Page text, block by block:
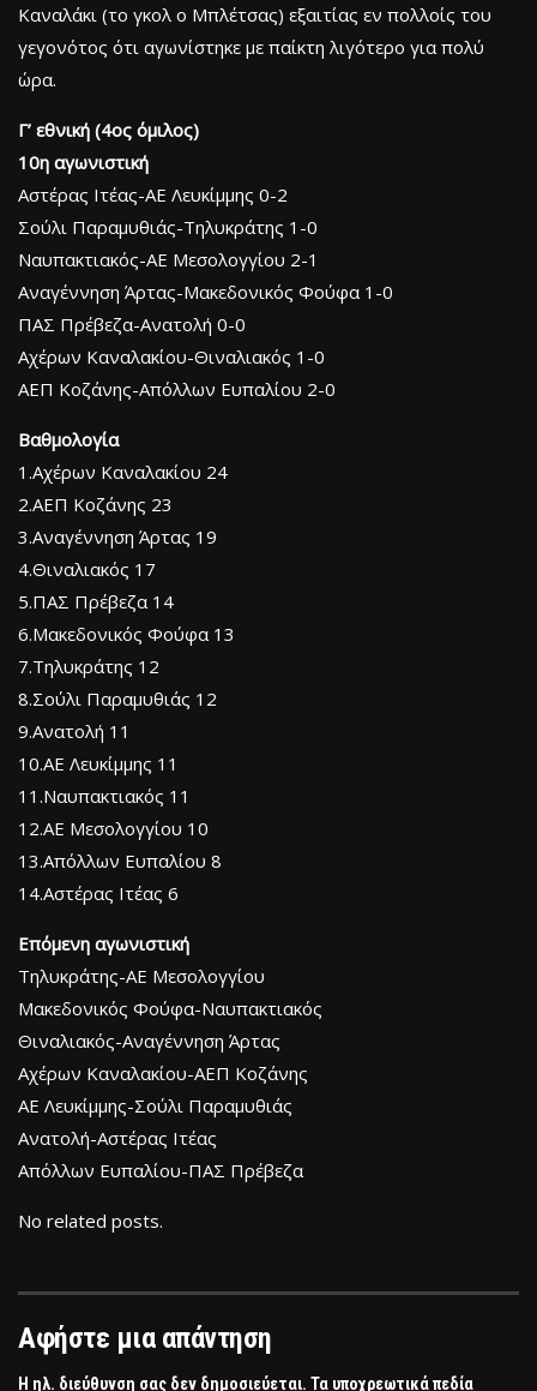
Καναλάκι (το γκολ ο Μπλέτσας) εξαιτίας εν πολλοίς του
γεγονότος ότι αγωνίστηκε με παίκτη λιγότερο για πολύ
ώρα.
Γ’ εθνική (4ος όμιλος)
10η αγωνιστική
Αστέρας Ιτέας-ΑΕ Λευκίμμης 0-2
Σούλι Παραμυθιάς-Τηλυκράτης 1-0
Ναυπακτιακός-ΑΕ Μεσολογγίου 2-1
Αναγέννηση Άρτας-Μακεδονικός Φούφα 1-0
ΠΑΣ Πρέβεζα-Ανατολή 0-0
Αχέρων Καναλακίου-Θιναλιακός 1-0
ΑΕΠ Κοζάνης-Απόλλων Ευπαλίου 2-0
Βαθμολογία
1.Αχέρων Καναλακίου 24
2.ΑΕΠ Κοζάνης 23
3.Αναγέννηση Άρτας 19
4.Θιναλιακός 17
5.ΠΑΣ Πρέβεζα 14
6.Μακεδονικός Φούφα 13
7.Τηλυκράτης 12
8.Σούλι Παραμυθιάς 12
9.Ανατολή 11
10.ΑΕ Λευκίμμης 11
11.Ναυπακτιακός 11
12.ΑΕ Μεσολογγίου 10
13.Απόλλων Ευπαλίου 8
14.Αστέρας Ιτέας 6
Επόμενη αγωνιστική
Τηλυκράτης-ΑΕ Μεσολογγίου
Μακεδονικός Φούφα-Ναυπακτιακός
Θιναλιακός-Αναγέννηση Άρτας
Αχέρων Καναλακίου-ΑΕΠ Κοζάνης
ΑΕ Λευκίμμης-Σούλι Παραμυθιάς
Ανατολή-Αστέρας Ιτέας
Απόλλων Ευπαλίου-ΠΑΣ Πρέβεζα
No related posts.
Αφήστε μια απάντηση
Η ηλ. διεύθυνση σας δεν δημοσιεύεται. Τα υποχρεωτικά πεδία